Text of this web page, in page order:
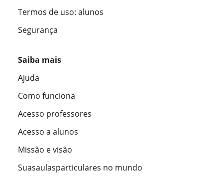
Termos de uso: alunos
Segurança
Saiba mais
Ajuda
Como funciona
Acesso professores
Acesso a alunos
Missão e visão
Suasaulasparticulares no mundo